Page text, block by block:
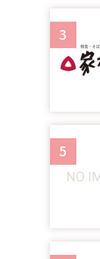
3
5